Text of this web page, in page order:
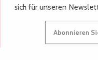
sich für unseren
Abonnieren